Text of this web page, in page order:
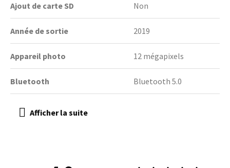
Ajout de carte SD Non
Année de sortie 2019
Appareil photo 12 mégapixels
Bluetooth Bluetooth 5.0